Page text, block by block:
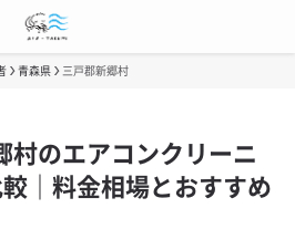
青森県 三戸郡新郷村
村のエアコンクリーニ
｜料金相場とおすすめ